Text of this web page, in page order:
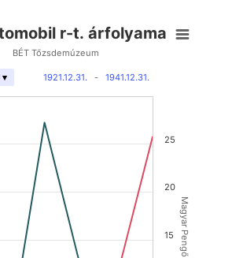
Magyar Pengő (HUP)
r-t. árfolyama
BÉT Tőzsdemúzeum
1921.12.31. - 1941.12.31.
▾
15
20
25